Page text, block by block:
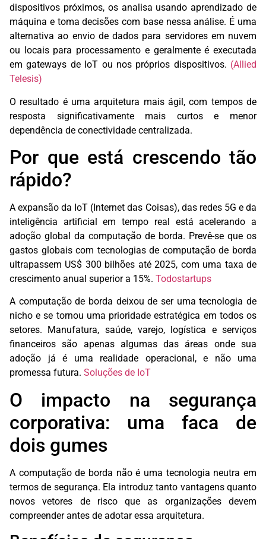
dispositivos próximos, os analisa usando aprendizado de
máquina e toma decisões com base nessa análise. É uma
alternativa ao envio de dados para servidores em nuvem
ou locais para processamento e geralmente é executada
em gateways de IoT ou nos próprios dispositivos. (Allied
Telesis)
O resultado é uma arquitetura mais ágil, com tempos de
resposta significativamente mais curtos e menor
dependência de conectividade centralizada.
Por que está crescendo tão
rápido?
A expansão da IoT (Internet das Coisas), das redes 5G e da
inteligência artificial em tempo real está acelerando a
adoção global da computação de borda. Prevê-se que os
gastos globais com tecnologias de computação de borda
ultrapassem US$ 300 bilhões até 2025, com uma taxa de
crescimento anual superior a 15%. Todostartups
A computação de borda deixou de ser uma tecnologia de
nicho e se tornou uma prioridade estratégica em todos os
setores. Manufatura, saúde, varejo, logística e serviços
financeiros são apenas algumas das áreas onde sua
adoção já é uma realidade operacional, e não uma
promessa futura. Soluções de IoT
O impacto na segurança
corporativa: uma faca de
dois gumes
A computação de borda não é uma tecnologia neutra em
termos de segurança. Ela introduz tanto vantagens quanto
novos vetores de risco que as organizações devem
compreender antes de adotar essa arquitetura.